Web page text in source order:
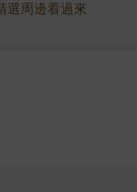
選周邊看過來